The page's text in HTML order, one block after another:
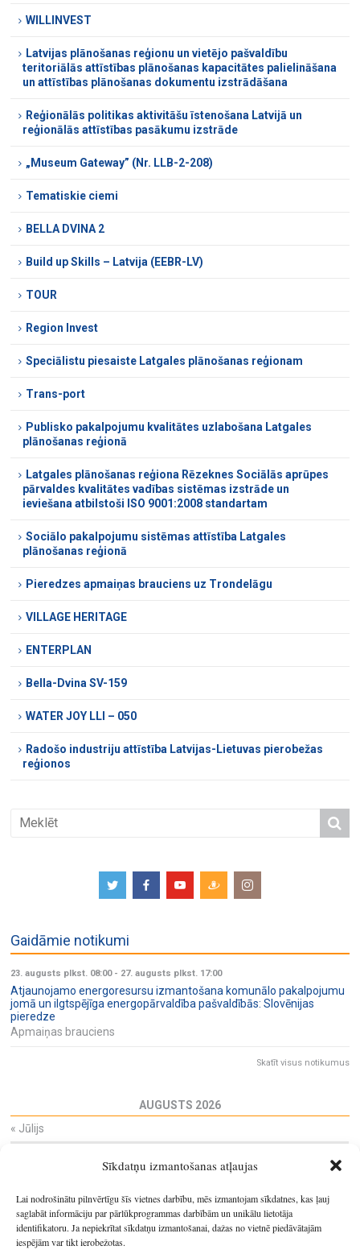
Sīkdatņu izmantošanas atļaujas
Lai nodrošinātu pilnvērtīgu šīs vietnes darbību, mēs izmantojam sīkdatnes, kas ļauj
saglabāt informāciju par pārlūkprogrammas darbībām un unikālu lietotāja
identifikatoru. Ja nepiekrītat sīkdatņu izmantošanai, dažas no vietnē piedāvātajām
iespējām var tikt ierobežotas.
WILLINVEST
Latvijas plānošanas reģionu un vietējo pašvaldību
teritoriālās attīstības plānošanas kapacitātes palielināšana
un attīstības plānošanas dokumentu izstrādāšana
Reģionālās politikas aktivitāšu īstenošana Latvijā un
reģionālās attīstības pasākumu izstrāde
„Museum Gateway” (Nr. LLB-2-208)
Tematiskie ciemi
BELLA DVINA 2
Build up Skills – Latvija (EEBR-LV)
TOUR
Region Invest
Speciālistu piesaiste Latgales plānošanas reģionam
Trans-port
Publisko pakalpojumu kvalitātes uzlabošana Latgales
plānošanas reģionā
Latgales plānošanas reģiona Rēzeknes Sociālās aprūpes
pārvaldes kvalitātes vadības sistēmas izstrāde un
ieviešana atbilstoši ISO 9001:2008 standartam
Sociālo pakalpojumu sistēmas attīstība Latgales
plānošanas reģionā
Pieredzes apmaiņas brauciens uz Trondelāgu
VILLAGE HERITAGE
ENTERPLAN
Bella-Dvina SV-159
WATER JOY LLI – 050
Radošo industriju attīstība Latvijas-Lietuvas pierobežas
reģionos
Gaidāmie notikumi
23. augusts plkst. 08:00- 27. augusts plkst. 17:00
Atjaunojamo energoresursu izmantošana komunālo pakalpojumu
jomā un ilgtspējīga energopārvaldība pašvaldībās: Slovēnijas
pieredze
Apmaiņas brauciens
Skatīt visus notikumus
AUGUSTS 2026
« Jūlijs
29 30 31 1
12 14 15
17
18 19 20 21 22
23